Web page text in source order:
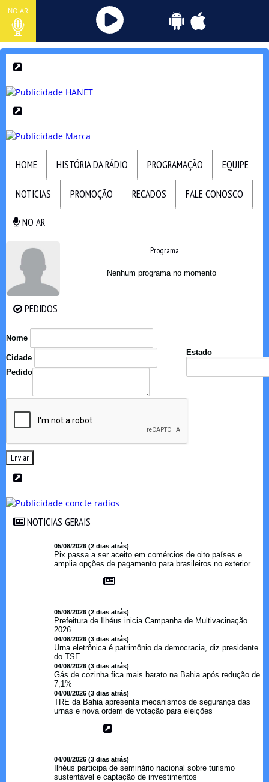
NO AR
HOME HISTÓRIA DA RÁDIO PROGRAMAÇÃO EQUIPE
NOTICIAS PROMOÇÃO RECADOS FALE CONOSCO
NO AR
Programa
Nenhum programa no momento
PEDIDOS
Nome
Cidade
Estado
Pedido
Enviar
NOTICIAS GERAIS
05/08/2026 (2 dias atrás)
Pix passa a ser aceito em comércios de oito países e
amplia opções de pagamento para brasileiros no exterior
05/08/2026 (2 dias atrás)
Prefeitura de Ilhéus inicia Campanha de Multivacinação
2026
04/08/2026 (3 dias atrás)
Urna eletrônica é patrimônio da democracia, diz presidente
do TSE
04/08/2026 (3 dias atrás)
Gás de cozinha fica mais barato na Bahia após redução de
7,1%
04/08/2026 (3 dias atrás)
TRE da Bahia apresenta mecanismos de segurança das
urnas e nova ordem de votação para eleições
04/08/2026 (3 dias atrás)
Ilhéus participa de seminário nacional sobre turismo
sustentável e captação de investimentos